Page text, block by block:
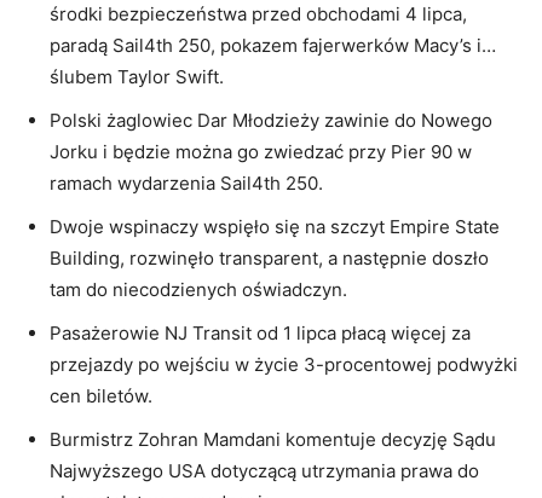
środki bezpieczeństwa przed obchodami 4 lipca,
paradą Sail4th 250, pokazem fajerwerków Macy’s i…
ślubem Taylor Swift.
Polski żaglowiec Dar Młodzieży zawinie do Nowego
Jorku i będzie można go zwiedzać przy Pier 90 w
ramach wydarzenia Sail4th 250.
Dwoje wspinaczy wspięło się na szczyt Empire State
Building, rozwinęło transparent, a następnie doszło
tam do niecodzienych oświadczyn.
Pasażerowie NJ Transit od 1 lipca płacą więcej za
przejazdy po wejściu w życie 3-procentowej podwyżki
cen biletów.
Burmistrz Zohran Mamdani komentuje decyzję Sądu
Najwyższego USA dotyczącą utrzymania prawa do